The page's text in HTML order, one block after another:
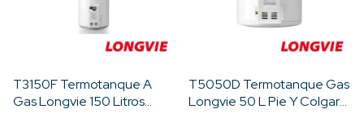
T3150F Termotanque A
Gas Longvie 150 Litros
T5050D Termotanque Gas
Longvie 50 L Pie Y Colgar